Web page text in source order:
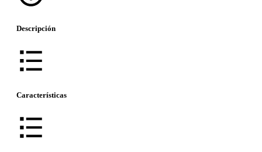
Descripción
Características